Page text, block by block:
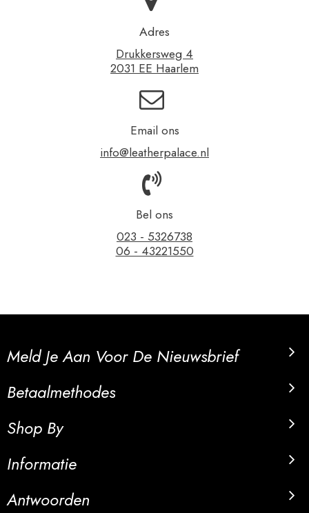
Adres
Drukkersweg 4
2031 EE Haarlem
Email ons
info@leatherpalace.nl
Bel ons
023 - 5326738
06 - 43221550
Meld Je Aan Voor De Nieuwsbrief
Betaalmethodes
Shop By
Informatie
Antwoorden